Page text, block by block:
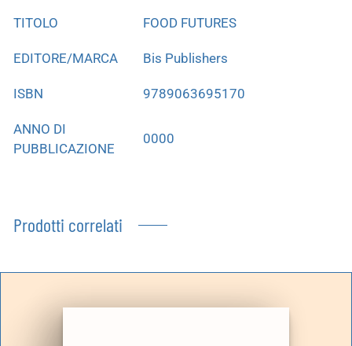
TITOLO FOOD FUTURES
EDITORE/MARCA Bis Publishers
ISBN 9789063695170
ANNO DI
PUBBLICAZIONE
0000
Prodotti correlati